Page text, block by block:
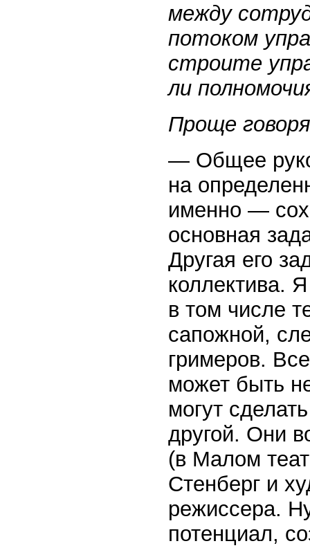
между
потоком
строите
ли
Проще
— Общее
на
именно —
основная
Другая его
коллектива.
в том числе
сапожной,
гримеров.
может быть
могут
другой. Они
(в Малом
Стенберг и
режиссера.
потенциал,